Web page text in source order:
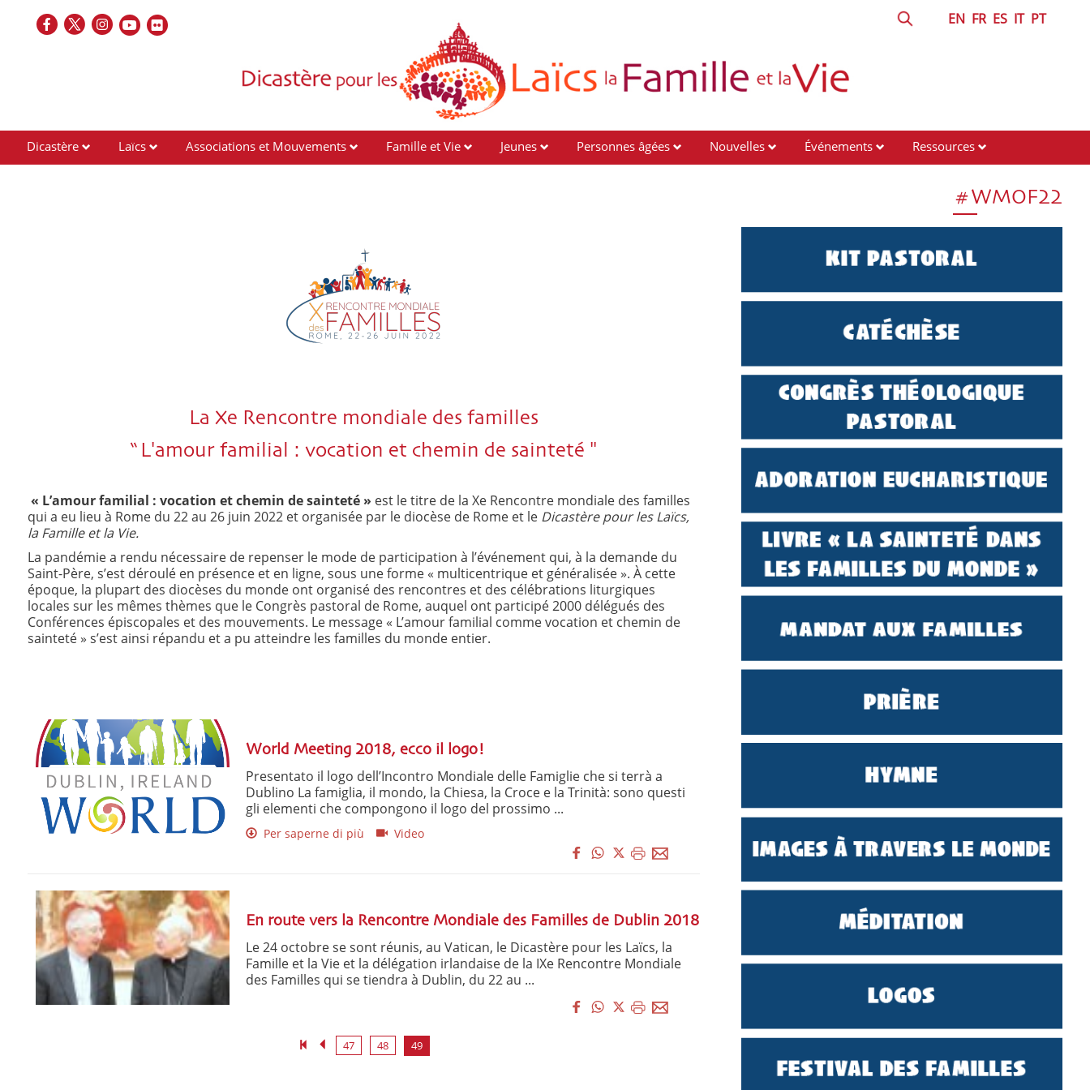
EN FR ES IT PT
Dicastère Laïcs Associations et Mouvements Famille et Vie Jeunes Personnes âgées Nouvelles Événements
Ressources
#WMOF22
La Xe Rencontre mondiale des familles
“ L'amour familial : vocation et chemin de sainteté "
« L’amour familial : vocation et chemin de sainteté » est le titre de la Xe Rencontre mondiale des familles
qui a eu lieu à Rome du 22 au 26 juin 2022 et organisée par le diocèse de Rome et le Dicastère pour les Laïcs,
la Famille et la Vie.
La pandémie a rendu nécessaire de repenser le mode de participation à l’événement qui, à la demande du
Saint-Père, s’est déroulé en présence et en ligne, sous une forme « multicentrique et généralisée ». À cette
époque, la plupart des diocèses du monde ont organisé des rencontres et des célébrations liturgiques
locales sur les mêmes thèmes que le Congrès pastoral de Rome, auquel ont participé 2000 délégués des
Conférences épiscopales et des mouvements. Le message « L’amour familial comme vocation et chemin de
sainteté » s’est ainsi répandu et a pu atteindre les familles du monde entier.
World Meeting 2018, ecco il logo!
Presentato il logo dell’Incontro Mondiale delle Famiglie che si terrà a
Dublino La famiglia, il mondo, la Chiesa, la Croce e la Trinità: sono questi
gli elementi che compongono il logo del prossimo ...
Per saperne di più Video
En route vers la Rencontre Mondiale des Familles de Dublin 2018
Le 24 octobre se sont réunis, au Vatican, le Dicastère pour les Laïcs, la
Famille et la Vie et la délégation irlandaise de la IXe Rencontre Mondiale
des Familles qui se tiendra à Dublin, du 22 au ...
47 48 49